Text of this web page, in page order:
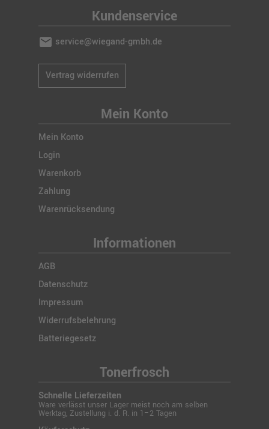
Kundenservice
mail service@wiegand-gmbh.de
Vertrag widerrufen
Mein Konto
Mein Konto
Login
Warenkorb
Zahlung
Warenrücksendung
Informationen
AGB
Datenschutz
Impressum
Widerrufsbelehrung
Batteriegesetz
Tonerfrosch
Schnelle Lieferzeiten
Ware verlässt unser Lager meist noch am selben
Werktag, Zustellung i. d. R. in 1–2 Tagen